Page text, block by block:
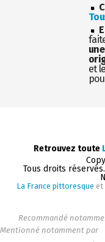
et
Retrouvez toute
Tous droits
La France pittoresque et
Recommandé
Mentionné notamment par